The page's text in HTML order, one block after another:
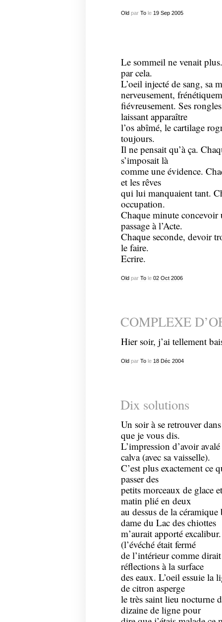
Oldpar Tole 19 Sep 2005
Le sommeil ne venait
par cela.
L’oeil injecté de sang, sa
nerveusement,
fiévreusement. Ses
laissant apparaître
l’os abîmé, le cartilage
toujours.
Il ne pensait qu’à ça.
s’imposait là
comme une évidence.
et les rêves
qui lui manquaient tant.
occupation.
Chaque minute concevoir
passage à l’Acte.
Chaque seconde, devoir
le faire.
Ecrire.
Oldpar Tole 02 Oct 2006
COMPLEXE
Hier soir, j’ai tellement
Oldpar Tole 18 Déc 2004
Dix solutions
Un soir à se retrouver
que je vous dis.
L’impression d’avoir
calva (avec sa vaisselle).
C’est plus exactement ce
passer des
petits morceaux de glace
matin plié en deux
au dessus de la
dame du Lac des chiottes
m’aurait apporté
(l’évéché était fermé
de l’intérieur comme
réflections à la surface
des eaux. L’oeil essuie la
de citron asperge
le très saint lieu nocturne
dizaine de ligne pour